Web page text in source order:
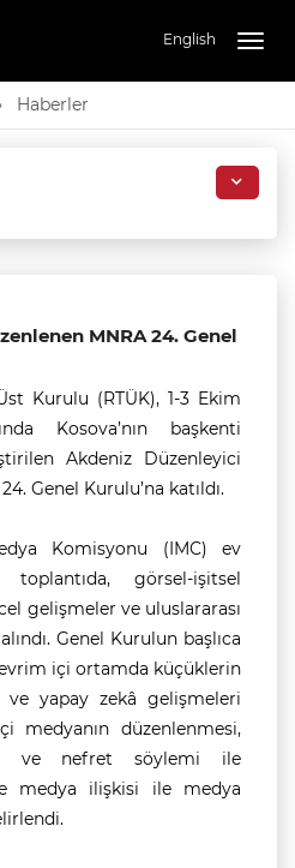
English
Haberler
MNRA 24. Genel
Kurulu (RTÜK), 1-3 Ekim
Kosova’nın başkenti
Akdeniz Düzenleyici
Genel Kurulu’na katıldı.
Komisyonu (IMC) ev
toplantıda, görsel-işitsel
gelişmeler ve uluslararası
Genel Kurulun başlıca
içi ortamda küçüklerin
ve yapay zekâ gelişmeleri
medyanın düzenlenmesi,
ve nefret söylemi ile
medya ilişkisi ile medya